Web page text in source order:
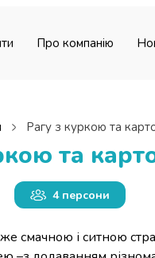
Про компанію
Рагу з куркою та
та
4 персони
смачною і ситною